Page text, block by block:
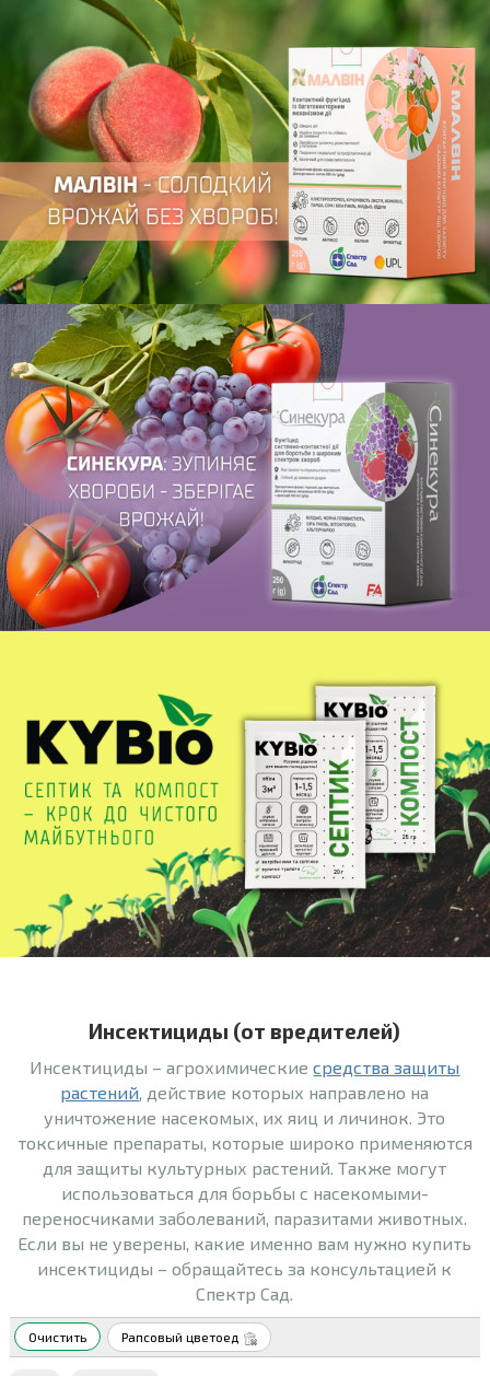
Инсектициды (от вредителей)
Инсектициды – агрохимическиесредства защиты
растений, действие которых направлено на
уничтожение насекомых, их яиц и личинок. Это
токсичные препараты, которые широко применяются
для защиты культурных растений. Также могут
использоваться для борьбы с насекомыми-
переносчиками заболеваний, паразитами животных.
Если вы не уверены, какие именно вам нужно купить
инсектициды – обращайтесь за консультацией к
Спектр Сад.
Очистить Рапсовый цветоед